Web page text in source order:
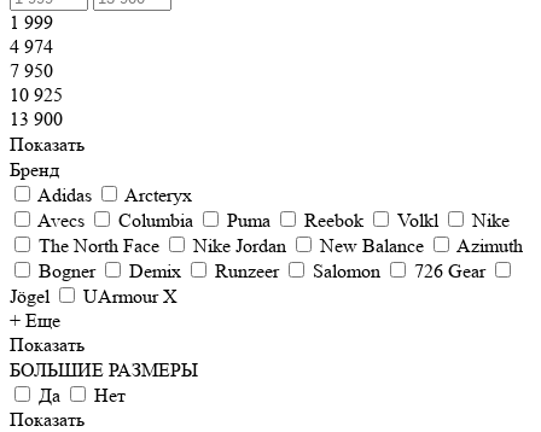
1 999
4 974
7 950
10 925
13 900
Показать
Бренд
Adidas
Arcteryx
Avecs
Columbia Puma Reebok Volkl
Nike
The North Face
Nike Jordan New Balance
Azimuth
Bogner
Demix Runzeer Salomon
726 Gear
Jögel
UArmour X
+ Еще
Показать
БОЛЬШИЕ РАЗМЕРЫ
Да
Нет
Показать